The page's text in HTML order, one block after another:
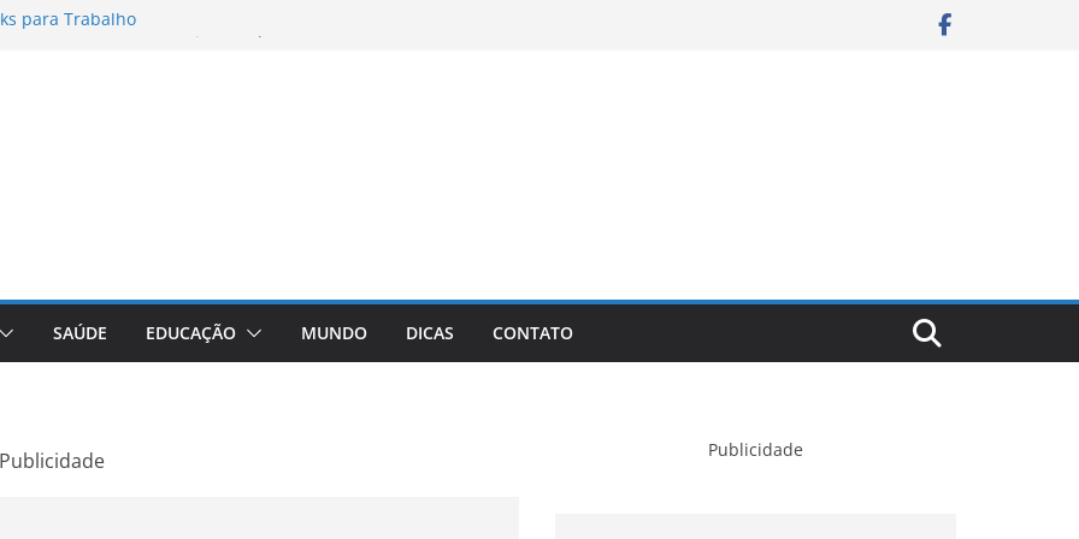
para Trabalho
de Fotos e Vídeos: A Chave para a
Comprehensive Review of the
Loss Pill
SAÚDE EDUCAÇÃO MUNDO DICAS CONTATO
Publicidade Publicidade